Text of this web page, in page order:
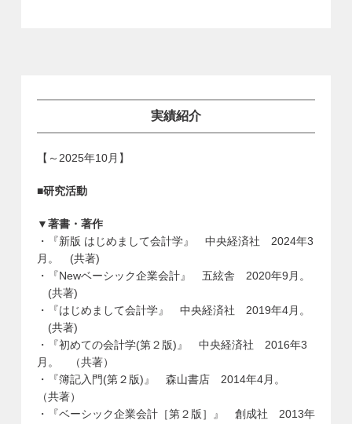
実績紹介
【～2025年10月】
■研究活動
▼著書・著作
・『新版 はじめまして会計学』 中央経済社 2024年3
月。 (共著)
・『Newベーシック企業会計』 五絃舎 2020年9月。
(共著)
・『はじめまして会計学』 中央経済社 2019年4月。
(共著)
・『初めての会計学(第２版)』 中央経済社 2016年3
月。 （共著）
・『簿記入門(第２版)』 森山書店 2014年4月。
（共著）
・『ベーシック企業会計［第２版］』 創成社 2013年